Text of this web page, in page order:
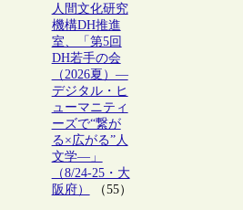
人間文化研究
機構DH推進
室、「第5回
DH若手の会
（2026夏）―
デジタル・ヒ
ューマニティ
ーズで“繋が
る×広がる”人
文学―」
（8/24-25・大
阪府）
（55）